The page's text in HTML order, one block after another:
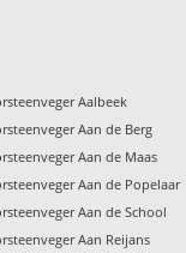
Aalbeek
Aan de Berg
Aan de Maas
Aan de Popelaar
Aan de School
Aan Reijans